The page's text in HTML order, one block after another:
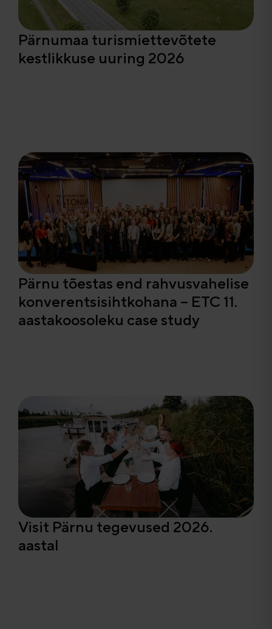
Pärnumaa turismiettevõtete
kestlikkuse uuring 2026
Pärnu tõestas end rahvusvahelise
konverentsisihtkohana – ETC 11.
aastakoosoleku case study
Visit Pärnu tegevused 2026.
aastal